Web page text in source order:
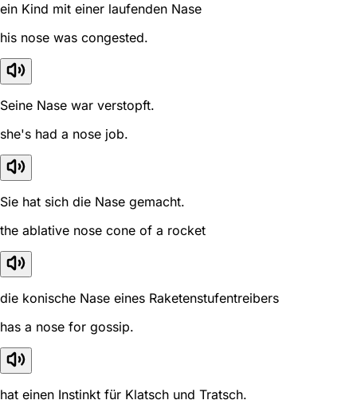
ein Kind mit einer laufenden Nase
his nose was congested.
Seine Nase war verstopft.
she's had a nose job.
Sie hat sich die Nase gemacht.
the ablative nose cone of a rocket
die konische Nase eines Raketenstufentreibers
has a nose for gossip.
hat einen Instinkt für Klatsch und Tratsch.